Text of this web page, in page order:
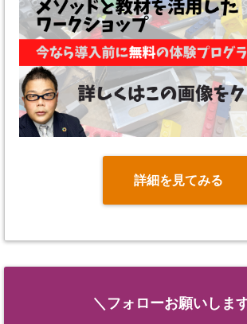
詳細を見てみる
＼フォローお願いしま